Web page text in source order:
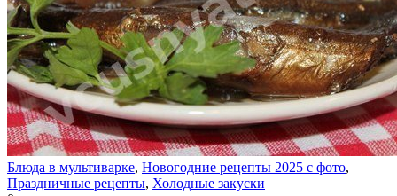
Блюда в мультиварке, Новогодние рецепты 2025 с фото,
Праздничные рецепты, Холодные закуски